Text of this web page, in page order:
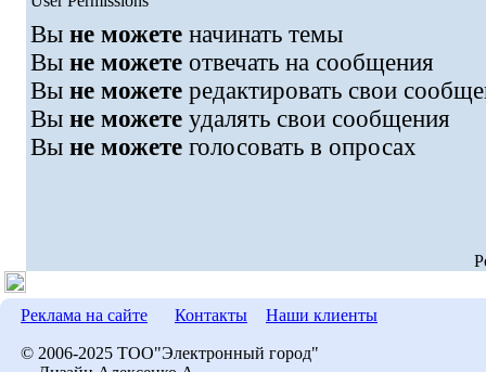
Вы не можете начинать темы
Вы не можете отвечать на сообщения
Вы не можете редактировать свои
Вы не можете удалять свои сообщения
Вы не можете голосовать в опросах
Реклама на сайте Контакты Наши клиенты
© 2006-2025 ТОО"Электронный город"